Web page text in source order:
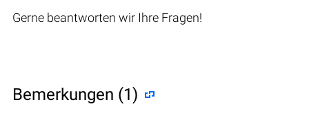
Gerne beantworten wir Ihre Fragen!
Bemerkungen (1)